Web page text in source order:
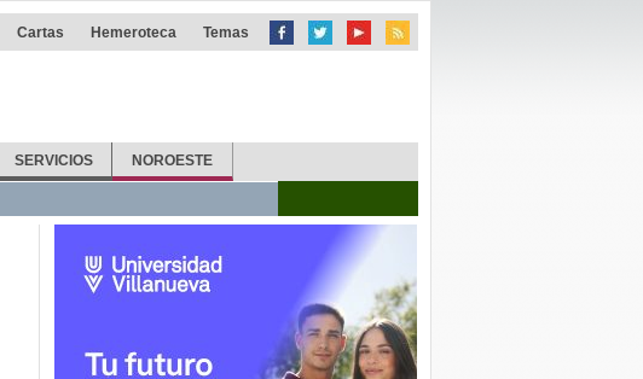
Cartas Hemeroteca Temas
SERVICIOS NOROESTE